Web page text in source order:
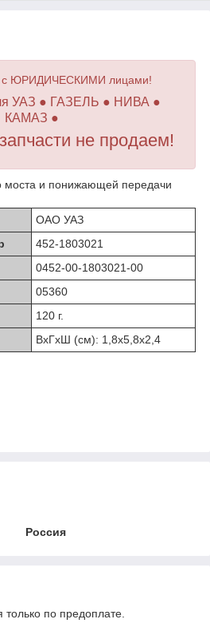
с ЮРИДИЧЕСКИМИ лицами!
УАЗ ● ГАЗЕЛЬ ● НИВА ●
КАМАЗ ●
не продаем!
моста и понижающей передачи
ОАО УАЗ
452-1803021
0452-00-1803021-00
05360
120 г.
ВхГхШ (см): 1,8х5,8х2,4
Россия
только по предоплате.